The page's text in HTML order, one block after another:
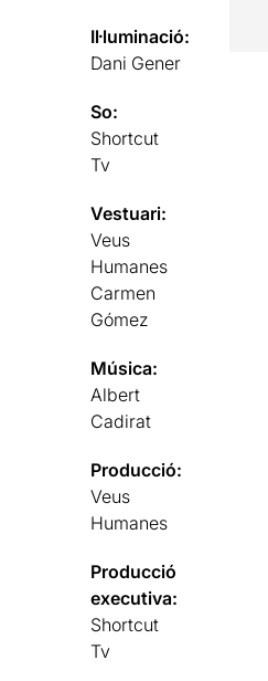
Il·luminació:
Dani Gener
So:
Shortcut
Tv
Vestuari:
Veus
Humanes
Carmen
Gómez
Música:
Albert
Cadirat
Producció:
Veus
Humanes
Producció
executiva:
Shortcut
Tv